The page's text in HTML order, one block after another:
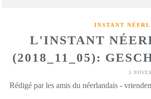
INSTANT
L'INSTANT
(2018_11_05):
5
Rédigé par les amis du néerlandais -